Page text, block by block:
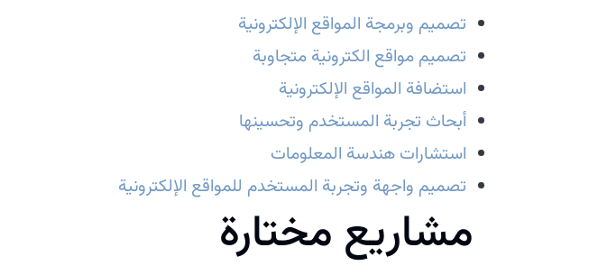
تصميم وبرمجة المواقع الإلكترونية
تصميم مواقع الكترونية متجاوبة
استضافة المواقع الإلكترونية
أبحاث تجربة المستخدم وتحسينها
استشارات هندسة المعلومات
تصميم واجهة وتجربة المستخدم للمواقع الإلكترونية
مشاريع مختارة